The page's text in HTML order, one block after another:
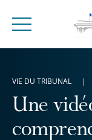
Menu
Une
VIE DU TRIBUNAL